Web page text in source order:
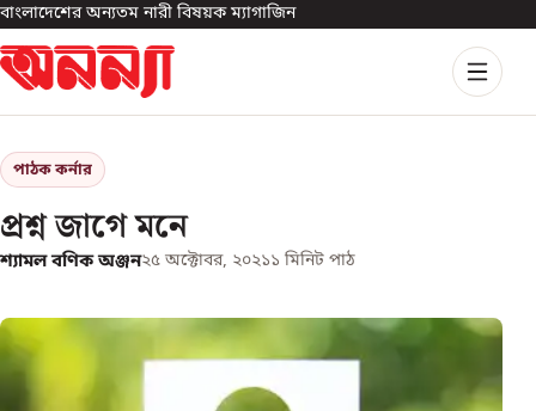
বাংলাদেশের অন্যতম নারী বিষয়ক ম্যাগাজিন
পাঠক কর্নার
প্রশ্ন জাগে মনে
শ্যামল বণিক অঞ্জন২৫ অক্টোবর, ২০২১১ মিনিট পাঠ